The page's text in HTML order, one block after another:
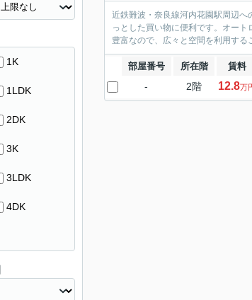
近鉄難波・奈良線河内花園駅周辺
っとした買い物に便利です。オー
豊富なので、広々と空間を利用す
部屋番号 所在階 賃料
- 2階 12.8万
1K
1LDK
2DK
3K
3LDK
4DK